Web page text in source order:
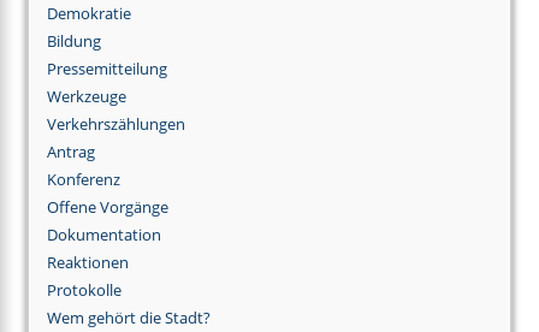
Demokratie
Bildung
Pressemitteilung
Werkzeuge
Verkehrszählungen
Antrag
Konferenz
Offene Vorgänge
Dokumentation
Reaktionen
Protokolle
Wem gehört die Stadt?